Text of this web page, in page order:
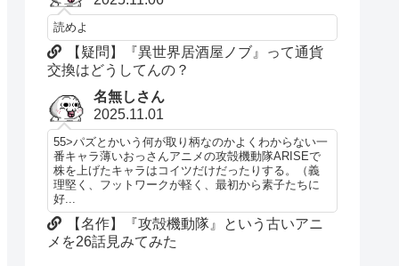
読めよ
【疑問】『異世界居酒屋ノブ』って通貨
交換はどうしてんの？
名無しさん
2025.11.01
55>パズとかいう何が取り柄なのかよくわからない一
番キャラ薄いおっさんアニメの攻殻機動隊ARISEで
株を上げたキャラはコイツだけだったりする。（義
理堅く、フットワークが軽く、最初から素子たちに
好...
【名作】『攻殻機動隊』という古いアニ
メを26話見みてみた